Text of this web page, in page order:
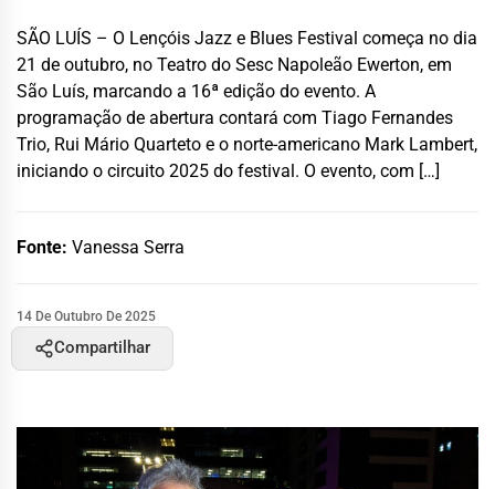
SÃO LUÍS – O Lençóis Jazz e Blues Festival começa no dia
21 de outubro, no Teatro do Sesc Napoleão Ewerton, em
São Luís, marcando a 16ª edição do evento. A
programação de abertura contará com Tiago Fernandes
Trio, Rui Mário Quarteto e o norte-americano Mark Lambert,
iniciando o circuito 2025 do festival. O evento, com […]
Fonte: Vanessa Serra
14 De Outubro De 2025
Compartilhar